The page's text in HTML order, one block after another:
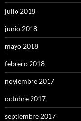
julio 2018
junio 2018
mayo 2018
febrero 2018
noviembre 2017
octubre 2017
septiembre 2017